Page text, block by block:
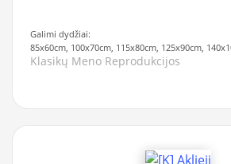
Galimi dydžiai:
85x60cm, 100x70cm, 115x80cm, 125x90cm,
Klasikų Meno Reprodukcijos